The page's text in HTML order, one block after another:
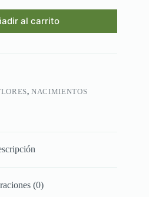
al carrito
,NACIMIENTOS
(0)